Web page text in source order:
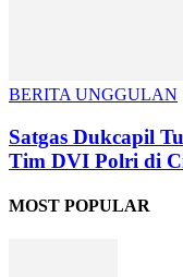
BERITA UNGGULAN
Satgas Dukcapil
Tim DVI Polri di
MOST POPULAR